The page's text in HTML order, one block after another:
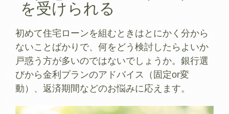
を受けられる
初めて住宅ローンを組むときはとにかく分から
ないことばかりで、何をどう検討したらよいか
戸惑う方が多いのではないでしょうか。銀行選
びから金利プランのアドバイス（固定or変
動）、返済期間などのお悩みに応えます。